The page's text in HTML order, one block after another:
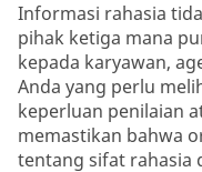
Informasi rahasia
pihak ketiga mana
kepada karyawan,
Anda yang perlu
keperluan penilaian
memastikan bahwa
tentang sifat rahasia